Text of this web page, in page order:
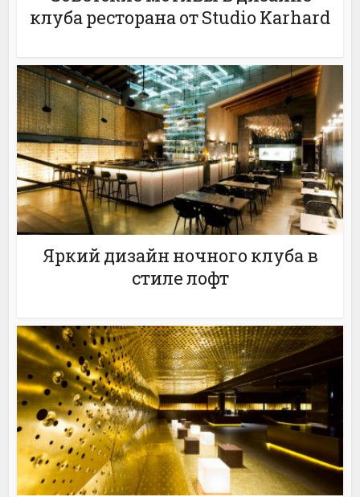
клуба ресторана от Studio Karhard
Яркий дизайн ночного клуба в
стиле лофт